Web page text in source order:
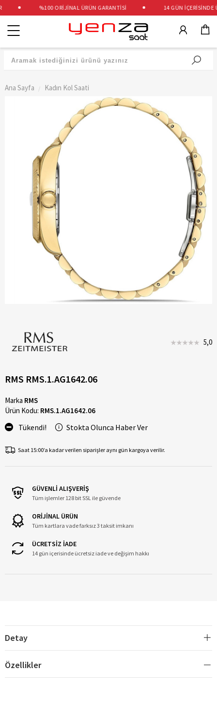
%100 ORİJİNAL ÜRÜN GARANTİSİ 14 GÜN İÇERİSİNDE
Kategoriler
Ana Sayfa Kadın Kol Saati
5,0
RMS RMS.1.AG1642.06
Marka RMS
Ürün Kodu: RMS.1.AG1642.06
Tükendi! Stokta Olunca Haber Ver
Saat 15:00’a kadar verilen siparişler aynı gün kargoya verilir.
GÜVENLİ ALIŞVERİŞ
Tüm işlemler 128 bit SSL ile güvende
ORİJİNAL ÜRÜN
Tüm kartlara vade farksız 3 taksit imkanı
ÜCRETSİZ İADE
14 gün içerisinde ücretsiz iade ve değişim hakkı
Detay
Özellikler